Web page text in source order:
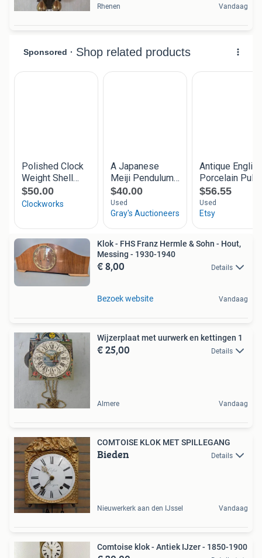
Rhenen Vandaag
Klok - FHS Franz Hermle & Sohn - Hout,
Messing - 1930-1940
€ 8,00 Details
Bezoek website Vandaag
Wijzerplaat met uurwerk en kettingen 1
€ 25,00 Details
Almere Vandaag
COMTOISE KLOK MET SPILLEGANG
Bieden Details
Nieuwerkerk aan den IJssel Vandaag
Comtoise klok - Antiek IJzer - 1850-1900